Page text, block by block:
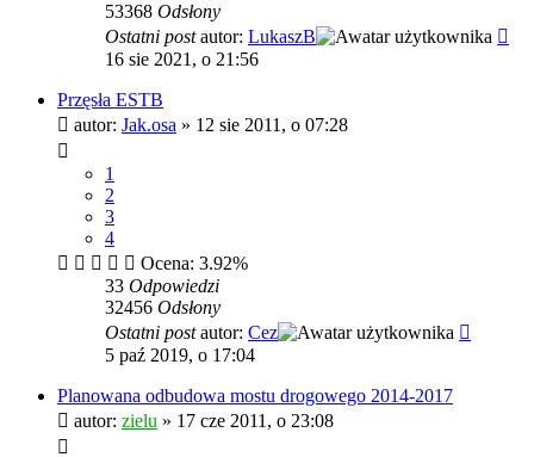
53368 Odsłony
Ostatni postautor: LukaszB
16 sie 2021, o 21:56
Przęsła ESTB
autor: Jak.osa » 12 sie 2011, o 07:28
1
2
3
4
Ocena: 3.92%
33 Odpowiedzi
32456 Odsłony
Ostatni postautor: Cez
5 paź 2019, o 17:04
Planowana odbudowa mostu drogowego 2014-2017
autor: zielu » 17 cze 2011, o 23:08